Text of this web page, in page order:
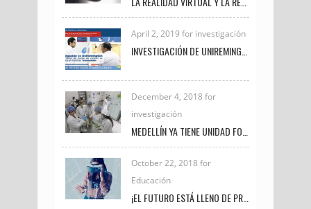
April 2, 2019 for investigación
December 4, 2018 for
investigación
October 22, 2018 for
Educación